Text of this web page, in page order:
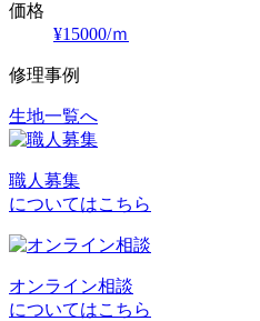
価格
¥15000/ｍ
修理事例
投
ナ
ビ
ー
生地一覧へ
職人募集
についてはこちら
オンライン相談
についてはこちら